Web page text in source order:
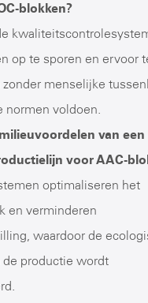
blokken?
op te sporen en ervoor
menselijke
normen voldoen.
van een
voor AAC-
optimaliseren het
en verminderen
waardoor de
de productie wordt